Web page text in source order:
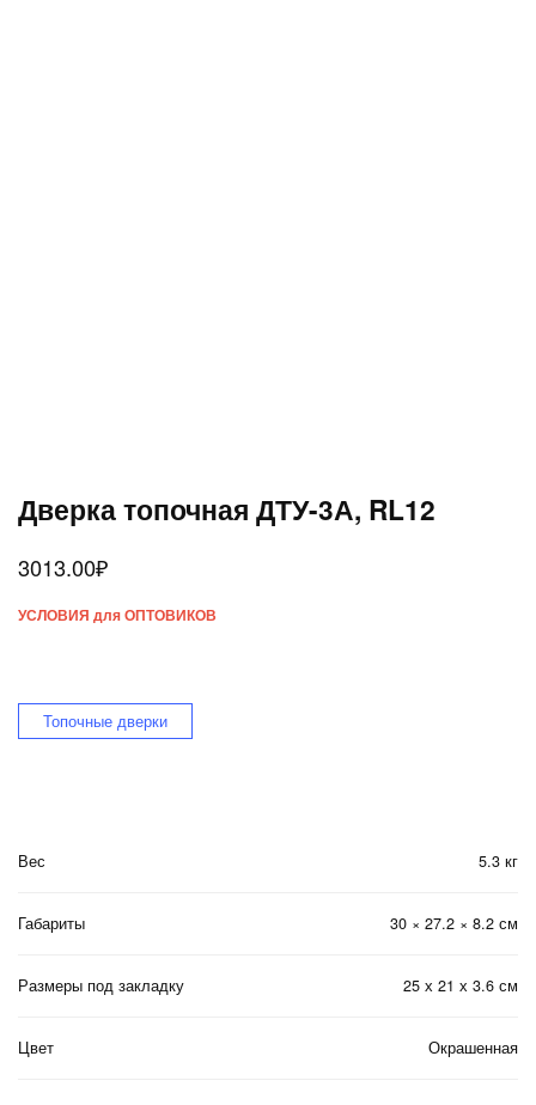
Дверка топочная ДТУ-3А, RL12
3013.00₽
УСЛОВИЯ для ОПТОВИКОВ
Топочные дверки
Вес 5.3 кг
Габариты 30 × 27.2 × 8.2 см
Размеры под закладку 25 х 21 х 3.6 см
Цвет Окрашенная